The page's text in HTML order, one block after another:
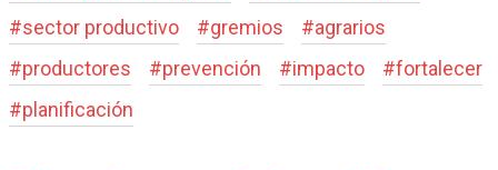
#sector productivo #gremios #agrarios
#productores #prevención #impacto #fortalecer
#planificación